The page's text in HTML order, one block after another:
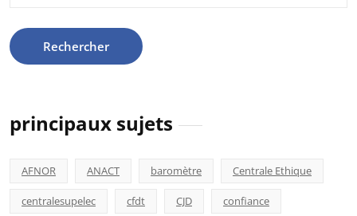
principaux sujets
AFNOR ANACT baromètre Centrale Ethique
centralesupelec cfdt CJD confiance